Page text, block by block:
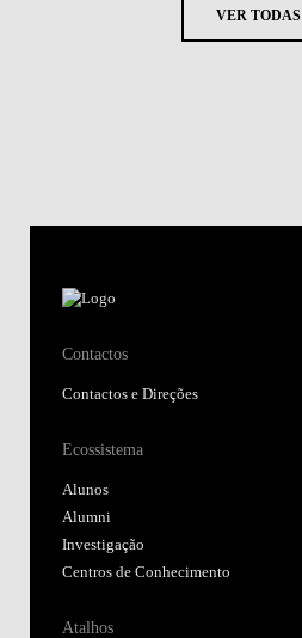
VER TODAS
Contactos
Contactos e Direções
Ecossistema
Alunos
Alumni
Investigação
Centros de Conhecimento
Atalhos